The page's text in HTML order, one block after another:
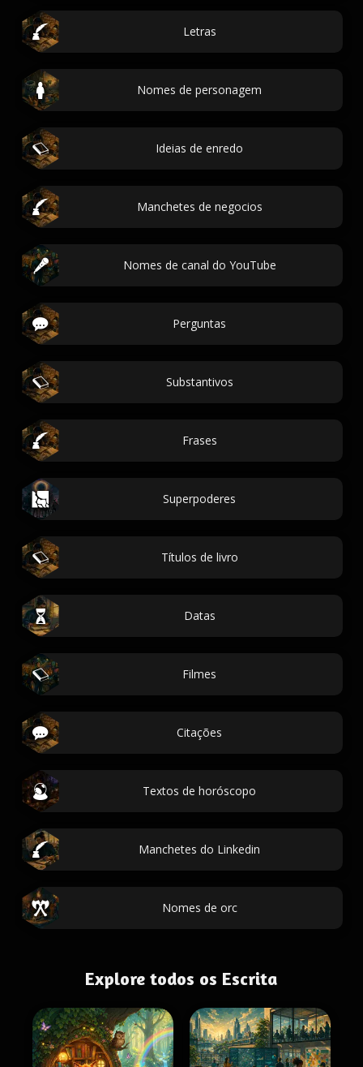
Letras
Nomes de personagem
Ideias de enredo
Manchetes de negocios
Nomes de canal do YouTube
Perguntas
Substantivos
Frases
Superpoderes
Títulos de livro
Datas
Filmes
Citações
Textos de horóscopo
Manchetes do Linkedin
Nomes de orc
Explore todos os Escrita